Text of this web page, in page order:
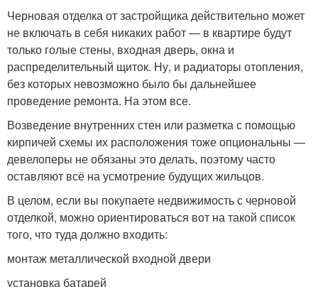
Черновая отделка от застройщика действительно может
не включать в себя никаких работ — в квартире будут
только голые стены, входная дверь, окна и
распределительный щиток. Ну, и радиаторы отопления,
без которых невозможно было бы дальнейшее
проведение ремонта. На этом все.
Возведение внутренних стен или разметка с помощью
кирпичей схемы их расположения тоже опциональны —
девелоперы не обязаны это делать, поэтому часто
оставляют всё на усмотрение будущих жильцов.
В целом, если вы покупаете недвижимость с черновой
отделкой, можно ориентироваться вот на такой список
того, что туда должно входить:
монтаж металлической входной двери
установка батарей